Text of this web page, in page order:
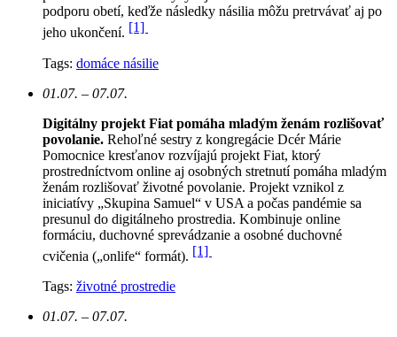
podporu obetí, keďže následky násilia môžu pretrvávať aj po
jeho ukončení. [1]
Tags: domáce násilie
01.07. – 07.07.
Digitálny projekt Fiat pomáha mladým ženám rozlišovať
povolanie. Rehoľné sestry z kongregácie Dcér Márie
Pomocnice kresťanov rozvíjajú projekt Fiat, ktorý
prostredníctvom online aj osobných stretnutí pomáha mladým
ženám rozlišovať životné povolanie. Projekt vznikol z
iniciatívy „Skupina Samuel“ v USA a počas pandémie sa
presunul do digitálneho prostredia. Kombinuje online
formáciu, duchovné sprevádzanie a osobné duchovné
cvičenia („onlife“ formát). [1]
Tags: životné prostredie
01.07. – 07.07.